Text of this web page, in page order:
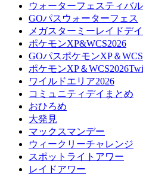
ウォーターフェスティバル
GOパスウォーターフェス
メガスターミーレイドデイ
ポケモンXP&WCS2026
GOパスポケモンXP＆
ポケモンXP＆
ワイルドエリア2026
コミュニティデイまとめ
おひろめ
大発見
マックスマンデー
ウィークリーチャレンジ
スポットライトアワー
レイドアワー